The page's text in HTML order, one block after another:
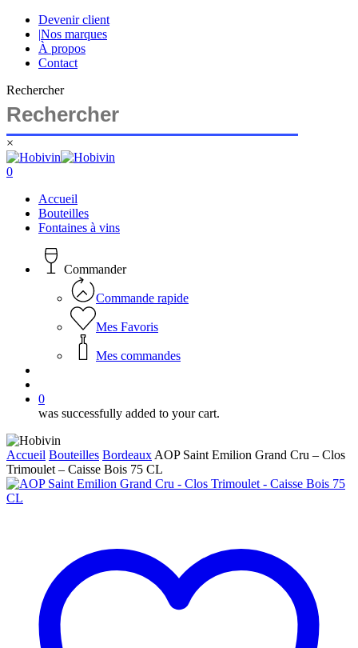
Skip
main
content
Devenir client
|Nos marques
À propos
Contact
Rechercher
×
Close
Search
search
account
0
Accueil
Bouteilles
Fontaines à vins
Commander
Commande rapide
Mes Favoris
Mes commandes
0
was successfully added to your cart.
Accueil Bouteilles Bordeaux AOP Saint Emilion Grand Cru – Clos
Trimoulet – Caisse Bois 75 CL